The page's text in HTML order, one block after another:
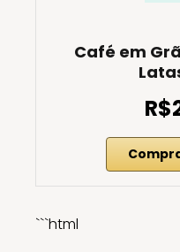
Café em
```html